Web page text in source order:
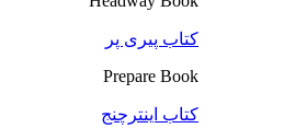
کتاب پیری پر
Prepare Book
کتاب اینترچنج